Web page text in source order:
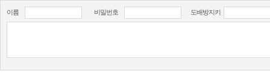
이름 비밀번호 도배방지키